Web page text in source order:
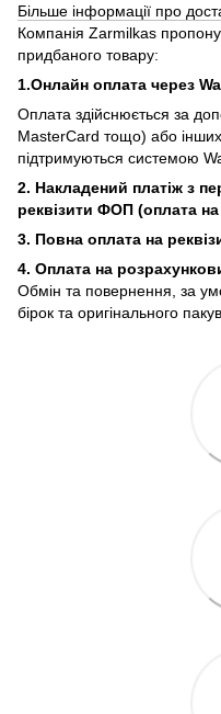
Більше інформації про
Компанія Zarmilkas
придбаного товару:
1.Онлайн оплата через
Оплата здійснюється за
MasterCard тощо) або
підтримуються системою
2. Накладений платіж з
реквізити ФОП (оплата на
3. Повна оплата на
4. Оплата на
Обмін та повернення, за
бірок та оригінального